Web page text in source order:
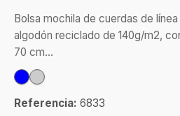
Bolsa mochila de cuerdas de
algodón reciclado de 140g/m2,
70 cm...
Referencia: 6833